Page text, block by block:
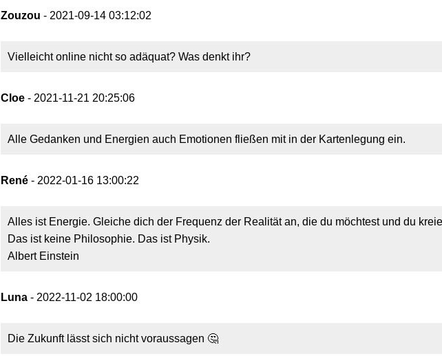
Zouzou - 2021-09-14 03:12:02
Vielleicht online nicht so adäquat? Was denkt ihr?
Cloe - 2021-11-21 20:25:06
Alle Gedanken und Energien auch Emotionen fließen mit in der Kartenlegung ein.
René - 2022-01-16 13:00:22
Alles ist Energie. Gleiche dich der Frequenz der Realität an, die du möchtest und du
Das ist keine Philosophie. Das ist Physik.
Albert Einstein
Luna - 2022-11-02 18:00:00
Die Zukunft lässt sich nicht voraussagen 🤔